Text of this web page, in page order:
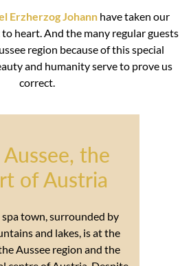
Erzherzog Johann have taken our
to heart. And the many regular guests
region because of this special
and humanity serve to prove us
correct.
Aussee, the
of Austria
spa town, surrounded by
and lakes, is at the
Aussee region and the